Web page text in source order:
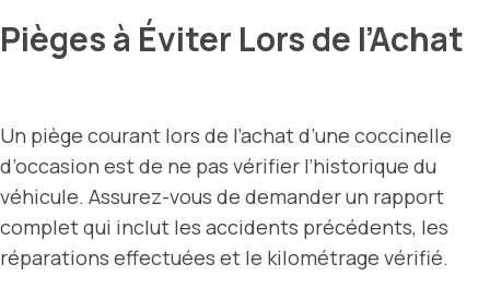
Pièges à Éviter Lors de l’Achat
Un piège courant lors de l’achat d’une coccinelle
d’occasion est de ne pas vérifier l’historique du
véhicule. Assurez-vous de demander un rapport
complet qui inclut les accidents précédents, les
réparations effectuées et le kilométrage vérifié.